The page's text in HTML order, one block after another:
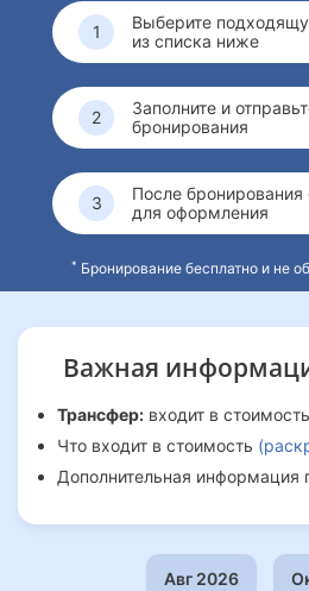
Выберите
из списка ниже
Заполните и
бронирования
После
для оформления
* Бронирование бесплатно и не
Важная
Трансфер: входит в
Что входит в стоимость
Дополнительная информация
Авг 2026